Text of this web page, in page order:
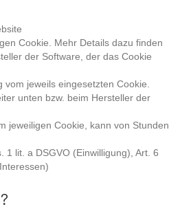
Cookie. Mehr Details dazu finden
der Software, der das Cookie
jeweils eingesetzten Cookie.
unten bzw. beim Hersteller der
jeweiligen Cookie, kann von Stunden
1 lit. a DSGVO (Einwilligung), Art. 6